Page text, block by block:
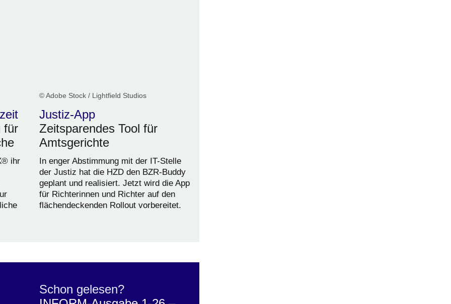
für
ihr
© Adobe Stock / Lightfield Studios
Justiz-App
Zeitsparendes Tool für
Amtsgerichte
In enger Abstimmung mit der IT-Stelle
der Justiz hat die HZD den BZR-Buddy
geplant und realisiert. Jetzt wird die App
für Richterinnen und Richter auf den
flächendeckenden Rollout vorbereitet.
Schon gelesen?